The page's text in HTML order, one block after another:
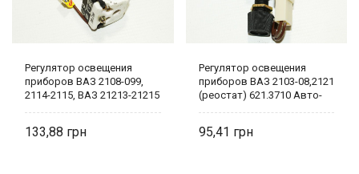
Регулятор освещения
приборов ВАЗ 2108-099,
2114-2115, ВАЗ 21213-21215
133,88
Регулятор освещения
приборов ВАЗ 2103-08,2121
(реостат) 621.3710 Авто-
95,41